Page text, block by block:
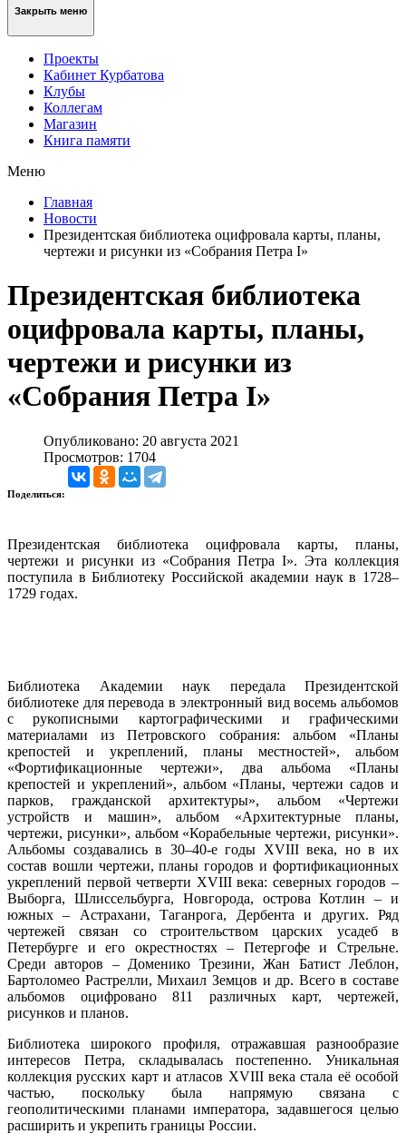
Закрыть меню
Проекты
Кабинет Курбатова
Клубы
Коллегам
Магазин
Книга памяти
Меню
Главная
Новости
Президентская библиотека оцифровала карты, планы,
чертежи и рисунки из «Собрания Петра I»
Президентская библиотека
оцифровала карты, планы,
чертежи и рисунки из
«Собрания Петра I»
Опубликовано: 20 августа 2021
Просмотров: 1704
Поделиться:
Президентская библиотека оцифровала карты, планы,
чертежи и рисунки из «Собрания Петра I». Эта коллекция
поступила в Библиотеку Российской академии наук в 1728–
1729 годах.
Библиотека Академии наук передала Президентской
библиотеке для перевода в электронный вид восемь альбомов
с рукописными картографическими и графическими
материалами из Петровского собрания: альбом «Планы
крепостей и укреплений, планы местностей», альбом
«Фортификационные чертежи», два альбома «Планы
крепостей и укреплений», альбом «Планы, чертежи садов и
парков, гражданской архитектуры», альбом «Чертежи
устройств и машин», альбом «Архитектурные планы,
чертежи, рисунки», альбом «Корабельные чертежи, рисунки».
Альбомы создавались в 30–40-е годы XVIII века, но в их
состав вошли чертежи, планы городов и фортификационных
укреплений первой четверти XVIII века: северных городов –
Выборга, Шлиссельбурга, Новгорода, острова Котлин – и
южных – Астрахани, Таганрога, Дербента и других. Ряд
чертежей связан со строительством царских усадеб в
Петербурге и его окрестностях – Петергофе и Стрельне.
Среди авторов – Доменико Трезини, Жан Батист Леблон,
Бартоломео Растрелли, Михаил Земцов и др. Всего в составе
альбомов оцифровано 811 различных карт, чертежей,
рисунков и планов.
Библиотека широкого профиля, отражавшая разнообразие
интересов Петра, складывалась постепенно. Уникальная
коллекция русских карт и атласов XVIII века стала её особой
частью, поскольку была напрямую связана с
геополитическими планами императора, задавшегося целью
расширить и укрепить границы России.